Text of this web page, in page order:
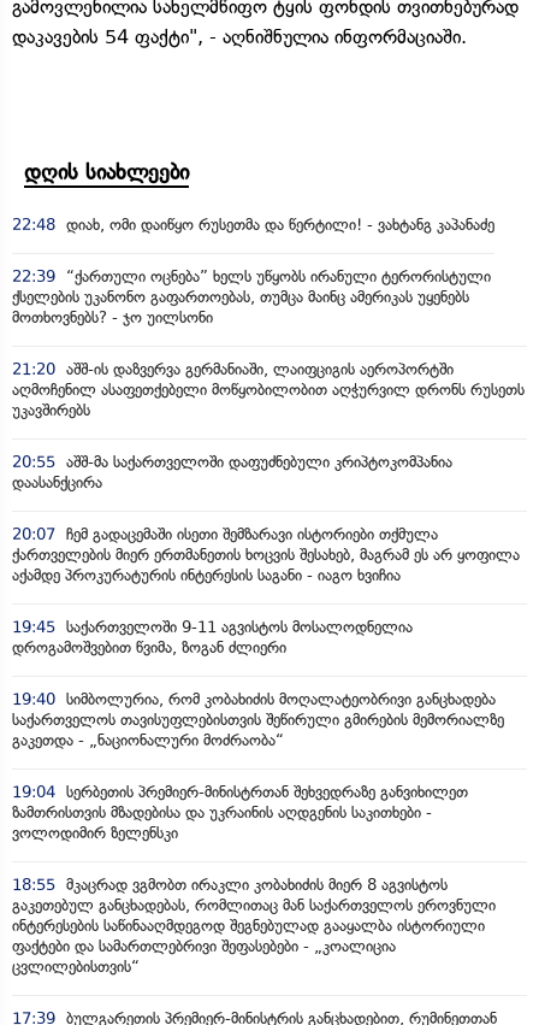
გამოვლენილია სახელმწიფო ტყის ფონდის თვითნებურად
დაკავების 54 ფაქტი", - აღნიშნულია ინფორმაციაში.
დღის სიახლეები
22:48 დიახ, ომი დაიწყო რუსეთმა და წერტილი! - ვახტანგ კაპანაძე
22:39
“ქართული ოცნება” ხელს უწყობს ირანული ტერორისტული
ქსელების უკანონო გაფართოებას, თუმცა მაინც ამერიკას უყენებს
მოთხოვნებს? - ჯო უილსონი
21:20 აშშ-ის დაზვერვა გერმანიაში, ლაიფციგის აეროპორტში
აღმოჩენილ ასაფეთქებელი მოწყობილობით აღჭურვილ დრონს რუსეთს
უკავშირებს
20:55 აშშ-მა საქართველოში დაფუძნებული კრიპტოკომპანია
დაასანქცირა
20:07 ჩემ გადაცემაში ისეთი შემზარავი ისტორიები თქმულა
ქართველების მიერ ერთმანეთის ხოცვის შესახებ, მაგრამ ეს არ ყოფილა
აქამდე პროკურატურის ინტერესის საგანი - იაგო ხვიჩია
19:45 საქართველოში 9-11 აგვისტოს მოსალოდნელია
დროგამოშვებით წვიმა, ზოგან ძლიერი
19:40 სიმბოლურია, რომ კობახიძის მოღალატეობრივი განცხადება
საქართველოს თავისუფლებისთვის შეწირული გმირების მემორიალზე
გაკეთდა - „ნაციონალური მოძრაობა“
19:04 სერბეთის პრემიერ-მინისტრთან შეხვედრაზე განვიხილეთ
ზამთრისთვის მზადებისა და უკრაინის აღდგენის საკითხები -
ვოლოდიმირ ზელენსკი
18:55 მკაცრად ვგმობთ ირაკლი კობახიძის მიერ 8 აგვისტოს
გაკეთებულ განცხადებას, რომლითაც მან საქართველოს ეროვნული
ინტერესების საწინააღმდეგოდ შეგნებულად გააყალბა ისტორიული
ფაქტები და სამართლებრივი შეფასებები - „კოალიცია
ცვლილებისთვის“
17:39 ბულგარეთის პრემიერ-მინისტრის განცხადებით, რუმინეთთან